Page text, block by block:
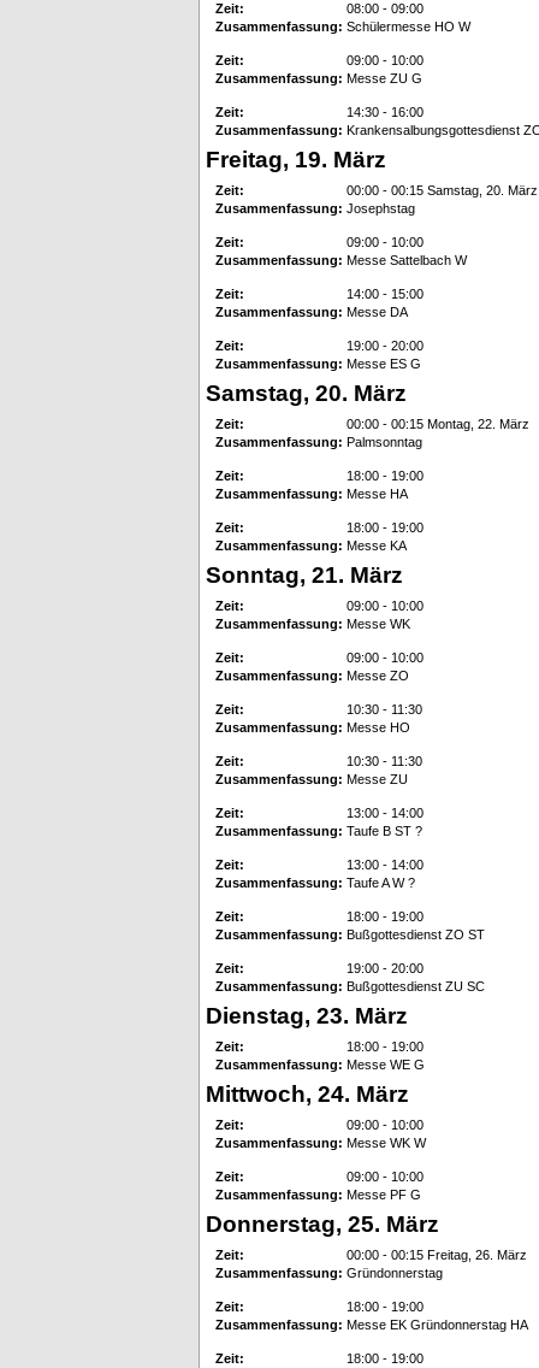
Zeit:
08:00 - 09:00
Zusammenfassung: Schülermesse HO W
Zeit:
09:00 - 10:00
Zusammenfassung: Messe ZU G
Zeit:
14:30 - 16:00
Zusammenfassung: Krankensalbungsgottesdienst
Freitag, 19. März
Zeit:
00:00 - 00:15 Samstag, 20. März
Zusammenfassung: Josephstag
Zeit:
09:00 - 10:00
Zusammenfassung: Messe Sattelbach W
Zeit:
14:00 - 15:00
Zusammenfassung: Messe DA
Zeit:
19:00 - 20:00
Zusammenfassung: Messe ES G
Samstag, 20. März
Zeit:
00:00 - 00:15 Montag, 22. März
Zusammenfassung: Palmsonntag
Zeit:
18:00 - 19:00
Zusammenfassung: Messe HA
Zeit:
18:00 - 19:00
Zusammenfassung: Messe KA
Sonntag, 21. März
Zeit:
09:00 - 10:00
Zusammenfassung: Messe WK
Zeit:
09:00 - 10:00
Zusammenfassung: Messe ZO
Zeit:
10:30 - 11:30
Zusammenfassung: Messe HO
Zeit:
10:30 - 11:30
Zusammenfassung: Messe ZU
Zeit:
13:00 - 14:00
Zusammenfassung: Taufe B ST ?
Zeit:
13:00 - 14:00
Zusammenfassung: Taufe A W ?
Zeit:
18:00 - 19:00
Zusammenfassung: Bußgottesdienst ZO ST
Zeit:
19:00 - 20:00
Zusammenfassung: Bußgottesdienst ZU SC
Dienstag, 23. März
Zeit:
18:00 - 19:00
Zusammenfassung: Messe WE G
Mittwoch, 24. März
Zeit:
09:00 - 10:00
Zusammenfassung: Messe WK W
Zeit:
09:00 - 10:00
Zusammenfassung: Messe PF G
Donnerstag, 25. März
Zeit:
00:00 - 00:15 Freitag, 26. März
Zusammenfassung: Gründonnerstag
Zeit:
18:00 - 19:00
Zusammenfassung: Messe EK Gründonnerstag HA
Zeit: 18:00 - 19:00